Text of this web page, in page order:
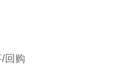
回购